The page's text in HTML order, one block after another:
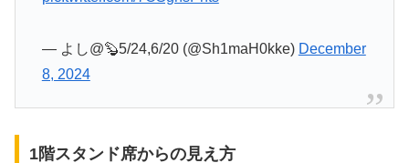
— よし@🦫5/24,6/20 (@Sh1maH0kke) December
8, 2024
1階スタンド席からの見え方